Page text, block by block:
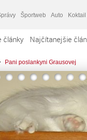
Športweb Auto Koktail
články Najčítanejšie
Pani poslankyni Grausovej